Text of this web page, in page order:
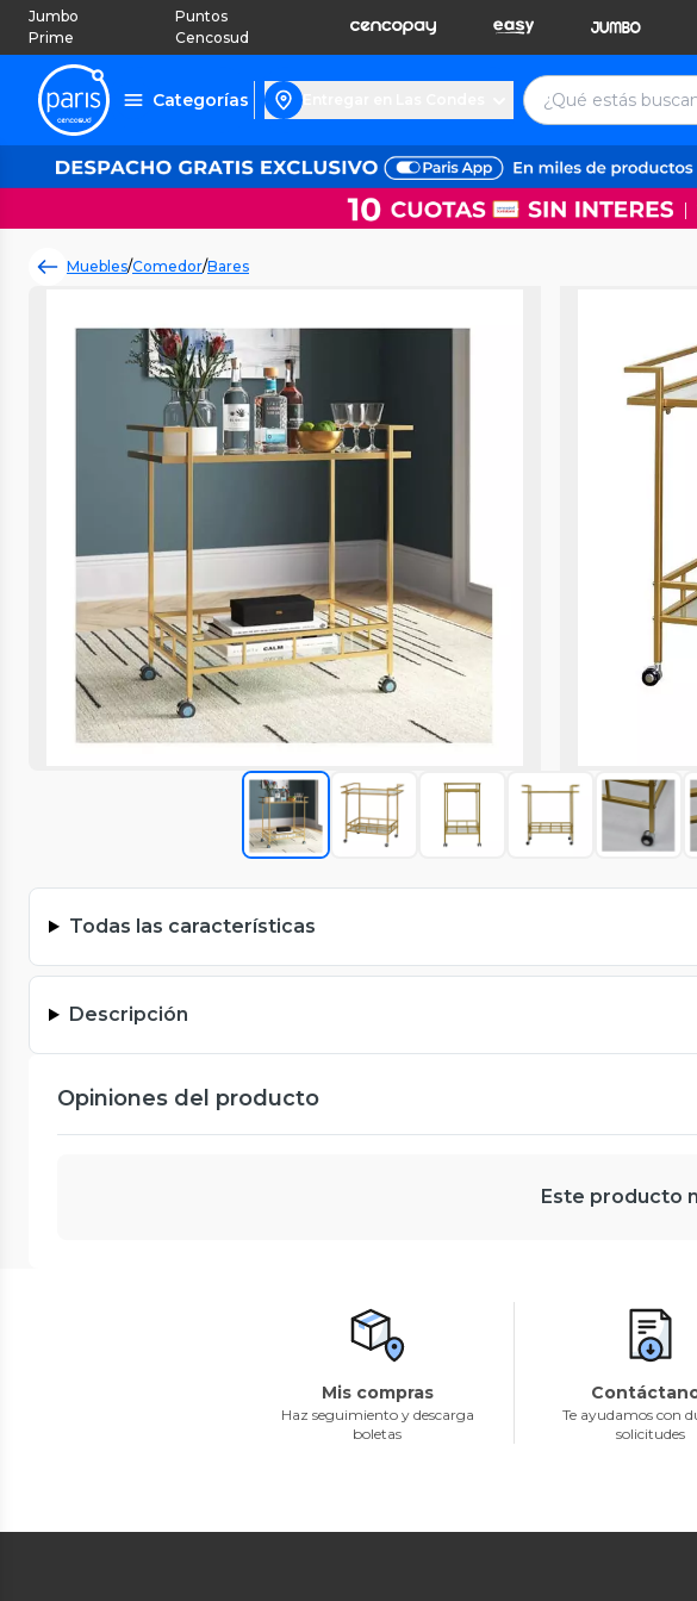
Jumbo
Prime
Puntos
Cencosud
Categorías
Muebles/Comedor/Bares
Todas las características
Descripción
Opiniones del producto
Este producto
Mis compras
Haz seguimiento y descarga
boletas
Te ayudamos con
solicitudes